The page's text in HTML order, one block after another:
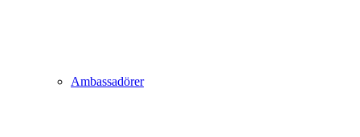
Ambassadörer